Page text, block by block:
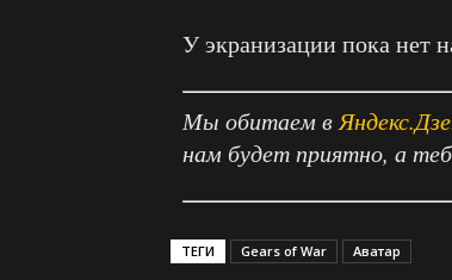
У экранизации пока нет
Мы обитаем в
нам будет приятно, а
ТЕГИ Gears of War Аватар